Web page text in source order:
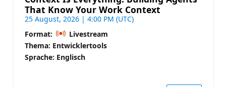
That Know Your Work Context
25 August, 2026 | 4:00 PM (UTC)
Format:
Livestream
Thema: Entwicklertools
Sprache: Englisch